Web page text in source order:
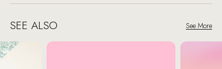
SEE ALSO See More